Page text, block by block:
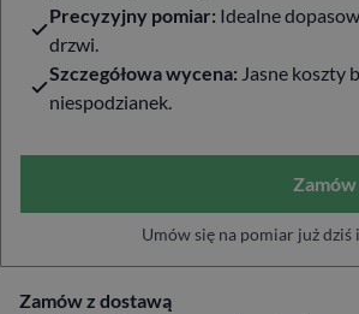
Precyzyjny pomiar: Idealne
drzwi.
Szczegółowa wycena: Jasne koszty
niespodzianek.
Umów się na pomiar już
Zamów z dostawą